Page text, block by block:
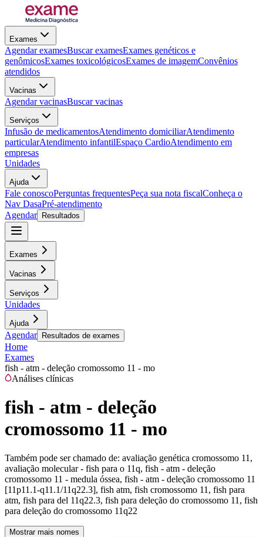
Exames
Agendar examesBuscar examesExames genéticos e
genômicosExames toxicológicosExames de imagemConvênios
atendidos
Vacinas
Agendar vacinasBuscar vacinas
Serviços
Infusão de medicamentosAtendimento domiciliarAtendimento
particularAtendimento infantilEspaço CardioAtendimento em
empresas
Unidades
Ajuda
Fale conoscoPerguntas frequentesPeça sua nota fiscalConheça o
Nav DasaPré-atendimento
Agendar
Resultados
Exames
Vacinas
Serviços
Unidades
Ajuda
Agendar Resultados de exames
Home
Exames
fish - atm - deleção cromossomo 11 - mo
Análises clínicas
fish - atm - deleção
cromossomo 11 - mo
Também pode ser chamado de: avaliação genética cromossomo 11,
avaliação molecular - fish para o 11q, fish - atm - deleção
cromossomo 11 - medula óssea, fish - atm - deleção cromossomo 11
[11p11.1-q11.1/11q22.3], fish atm, fish cromossomo 11, fish para
atm, fish para del 11q22.3, fish para deleção do cromossomo 11, fish
para deleção do cromossomo 11q22
Mostrar mais nomes